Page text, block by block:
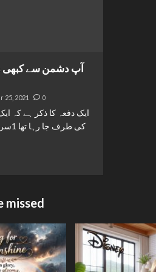
آپ دشمن سے کبھی
25, 2021 0
ایک دفعہ کا ذکر ہے کہ
کی
missed